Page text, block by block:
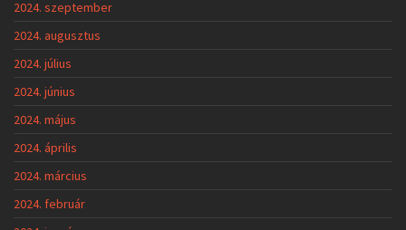
2024. szeptember
2024. augusztus
2024. július
2024. június
2024. május
2024. április
2024. március
2024. február